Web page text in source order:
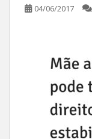
04/06/2017